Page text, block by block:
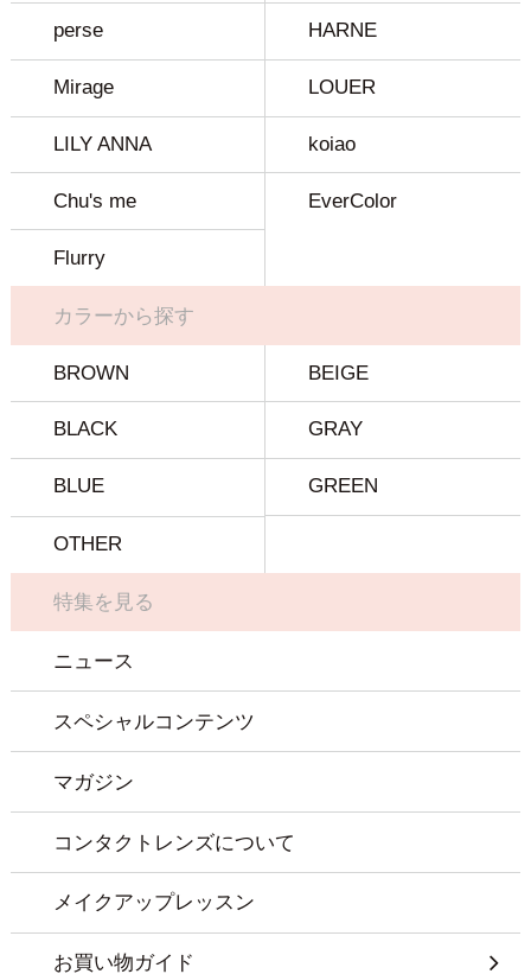
perse HARNE
Mirage LOUER
LILY ANNA koiao
Chu's me EverColor
Flurry
カラーから探す
BROWN BEIGE
BLACK GRAY
BLUE GREEN
OTHER
特集を見る
ニュース
スペシャルコンテンツ
マガジン
コンタクトレンズについて
メイクアップレッスン
お買い物ガイド